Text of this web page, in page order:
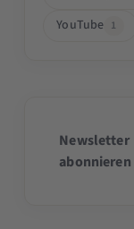
YouTube 1
Newsletter
abonnieren